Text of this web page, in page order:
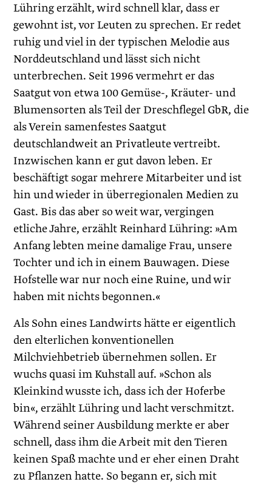
Lühring erzählt, wird schnell klar, dass er
gewohnt ist, vor Leuten zu sprechen. Er redet
ruhig und viel in der typischen Melodie aus
Norddeutschland und lässt sich nicht
unterbrechen. Seit 1996 vermehrt er das
Saatgut von etwa 100 Gemüse-, Kräuter- und
Blumensorten als Teil der Dreschflegel GbR, die
als Verein samenfestes Saatgut
deutschlandweit an Privatleute vertreibt.
Inzwischen kann er gut davon leben. Er
beschäftigt sogar mehrere Mitarbeiter und ist
hin und wieder in überregionalen Medien zu
Gast. Bis das aber so weit war, vergingen
etliche Jahre, erzählt Reinhard Lühring: »Am
Anfang lebten meine damalige Frau, unsere
Tochter und ich in einem Bauwagen. Diese
Hofstelle war nur noch eine Ruine, und wir
haben mit nichts begonnen.«
Als Sohn eines Landwirts hätte er eigentlich
den elterlichen konventionellen
Milchviehbetrieb übernehmen sollen. Er
wuchs quasi im Kuhstall auf. »Schon als
Kleinkind wusste ich, dass ich der Hoferbe
bin«, erzählt Lühring und lacht verschmitzt.
Während seiner Ausbildung merkte er aber
schnell, dass ihm die Arbeit mit den Tieren
keinen Spaß machte und er eher einen Draht
zu Pflanzen hatte. So begann er, sich mit